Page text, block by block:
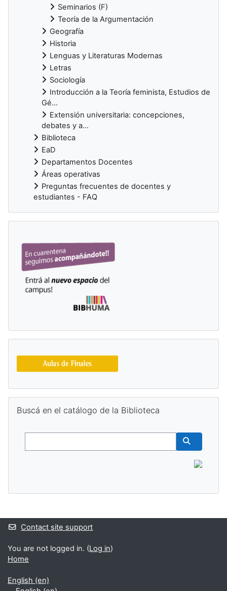
Seminarios (F)
Teoría de la Argumentación
Geografía
Historia
Lenguas y Literaturas Modernas
Letras
Sociología
Introducción a la Teoría feminista, Estudios de
Gé...
Extensión universitaria: concepciones,
debates y a...
Biblioteca
EaD
Departamentos Docentes
Áreas operativas
Preguntas frecuentes de docentes y
estudiantes - FAQ
Buscá en el catálogo de la Biblioteca
Buscar
Supplementary blocks
Contact site support
You are not logged in. (Log in)
Home
English ‎(en)‎